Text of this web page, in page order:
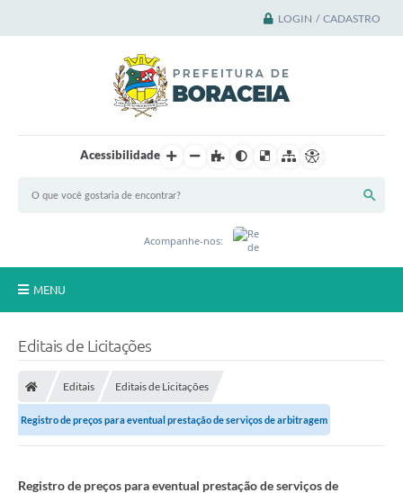
LOGIN / CADASTRO
Acessibilidade
Acompanhe-nos:
MENU
Notícias
Editais de Licitações
Editais Editais de Licitações
Registro de preços para eventual prestação de serviços de arbitragem
Registro de preços para eventual prestação de serviços de